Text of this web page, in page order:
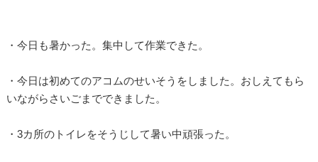
・今日も暑かった。集中して作業できた。
・今日は初めてのアコムのせいそうをしました。おしえてもら
いながらさいごまでできました。
・3カ所のトイレをそうじして暑い中頑張った。